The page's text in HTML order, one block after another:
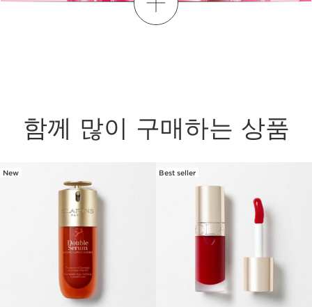
더보기
함께 많이 구매하는 상품
New Best seller